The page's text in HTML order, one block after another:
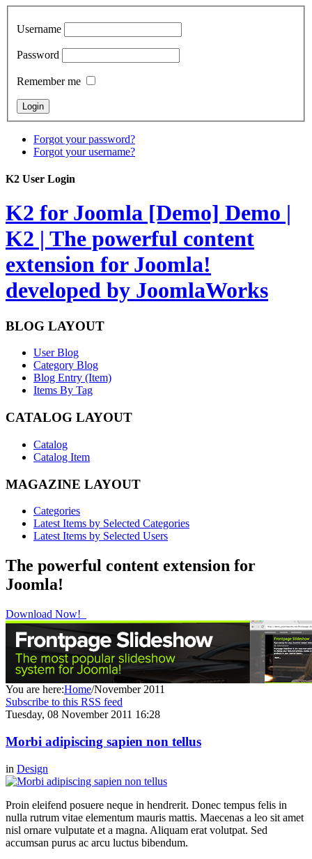
Username
Password
Remember me
Forgot your password?
Forgot your username?
K2 User Login
K2 for Joomla [Demo] Demo |
K2 | The powerful content
extension for Joomla!
developed by JoomlaWorks
BLOG LAYOUT
User Blog
Category Blog
Blog Entry (Item)
Items By Tag
CATALOG LAYOUT
Catalog
Catalog Item
MAGAZINE LAYOUT
Categories
Latest Items by Selected Categories
Latest Items by Selected Users
The powerful content extension for
Joomla!
Download Now!
You are here:Home/November 2011
Subscribe to this RSS feed
Tuesday, 08 November 2011 16:28
Morbi adipiscing sapien non tellus
in Design
Proin eleifend posuere neque in hendrerit. Donec tempus felis in
nulla rutrum vitae elementum mauris mattis. Maecenas a leo sit amet
nisl ornare vulputate et a magna. Aliquam erat volutpat. Sed
accumsan purus ac arcu luctus bibendum.